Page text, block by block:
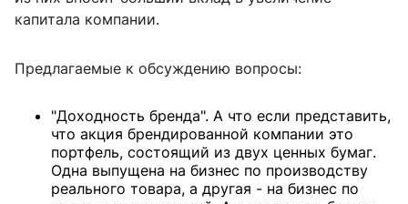
капитала компании.
Предлагаемые к обсуждению вопросы:
"Доходность бренда". А что если представить,
что акция брендированной компании это
портфель, состоящий из двух ценных бумаг.
Одна выпущена на бизнес по производству
реального товара, а другая - на бизнес по